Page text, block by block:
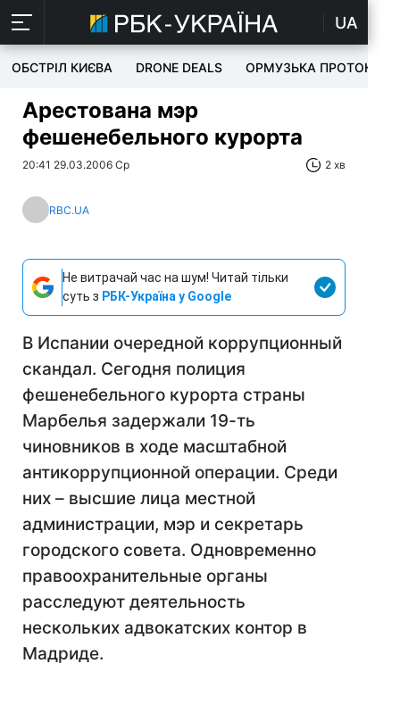
UA
ОБСТРІЛ КИЄВА DRONE DEALS ОРМУЗЬКА ПРОТОКА
Арестована мэр
фешенебельного курорта
20:41 29.03.2006 Ср 2 хв
RBC.UA
Не витрачай час на шум! Читай тільки
суть з РБК-Україна у Google
В Испании очередной коррупционный
скандал. Сегодня полиция
фешенебельного курорта страны
Марбелья задержали 19-ть
чиновников в ходе масштабной
антикоррупционной операции. Среди
них – высшие лица местной
администрации, мэр и секретарь
городского совета. Одновременно
правоохранительные органы
расследуют деятельность
нескольких адвокатских контор в
Мадриде.